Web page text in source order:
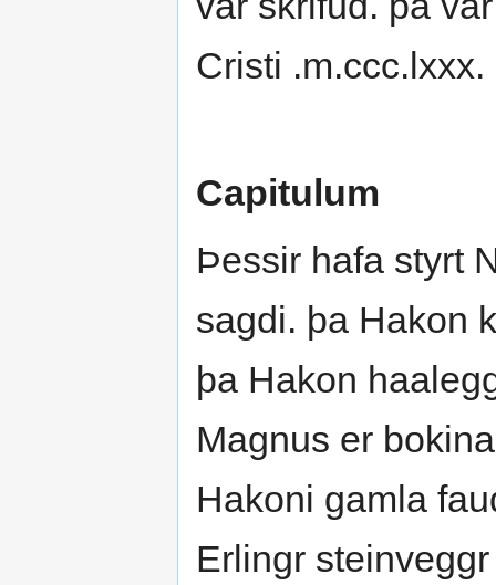
Cristi .m.ccc.lxxx.
Capitulum
Þessir hafa styrt
sagdi. þa Hakon
þa Hakon
Magnus er
Hakoni gamla
Erlingr